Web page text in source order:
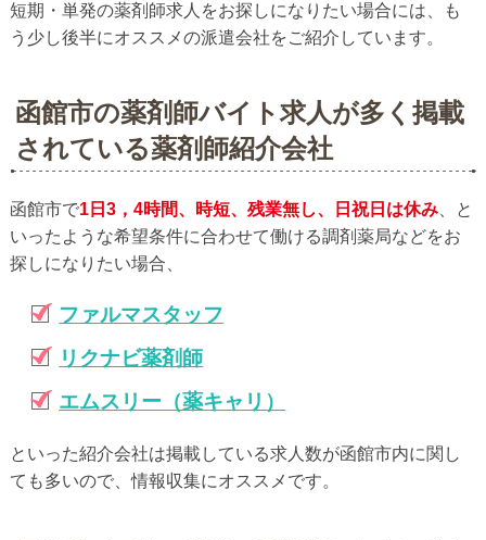
短期・単発の薬剤師求人をお探しになりたい場合には、も
う少し後半にオススメの派遣会社をご紹介しています。
函館市の薬剤師バイト求人が多く掲載
されている薬剤師紹介会社
函館市で1日3，4時間、時短、残業無し、日祝日は休み、と
いったような希望条件に合わせて働ける調剤薬局などをお
探しになりたい場合、
ファルマスタッフ
リクナビ薬剤師
エムスリー（薬キャリ）
といった紹介会社は掲載している求人数が函館市内に関し
ても多いので、情報収集にオススメです。